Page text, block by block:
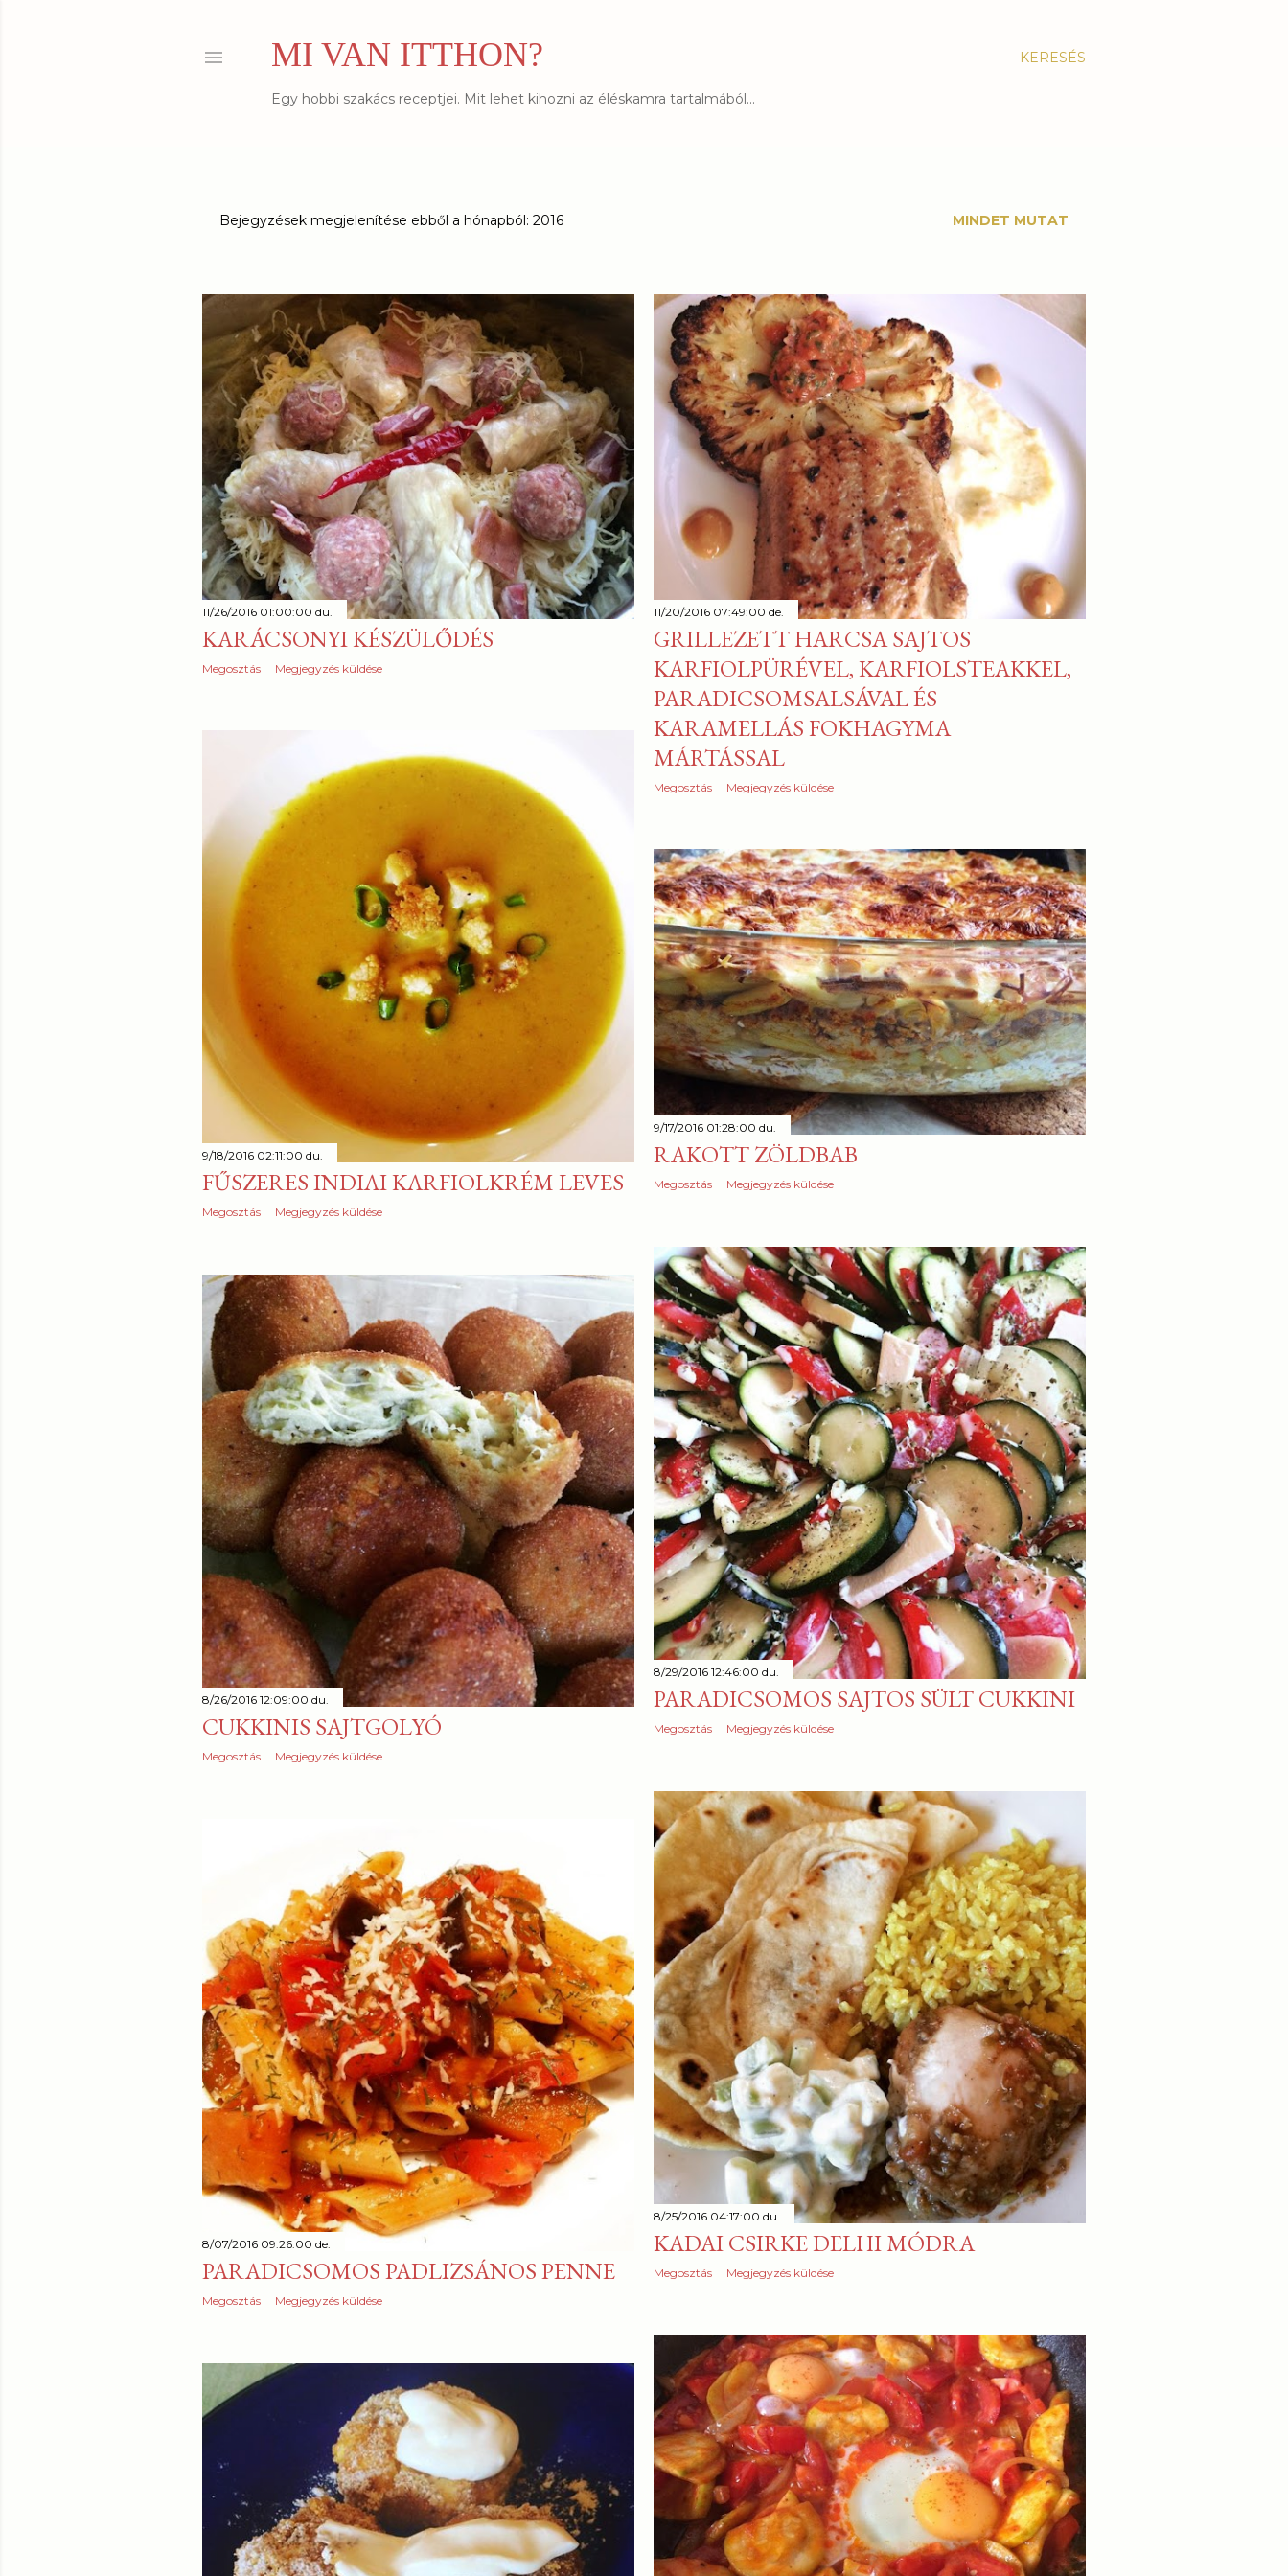
KERESÉS
MI VAN ITTHON?
Egy hobbi szakács receptjei. Mit lehet kihozni az éléskamra tartalmából...
B
j
g
y
z
é
s
e
k
Bejegyzések megjelenítése ebből a hónapból: 2016 MINDET MUTAT
11/26/2016 01:00:00 du.
KARÁCSONYI KÉSZÜLŐDÉS
Megosztás Megjegyzés küldése
11/20/2016 07:49:00 de.
GRILLEZETT HARCSA SAJTOS
KARFIOLPÜRÉVEL, KARFIOLSTEAKKEL,
PARADICSOMSALSÁVAL ÉS
KARAMELLÁS FOKHAGYMA
MÁRTÁSSAL
Megosztás Megjegyzés küldése
9/18/2016 02:11:00 du.
FŰSZERES INDIAI KARFIOLKRÉM LEVES
Megosztás Megjegyzés küldése
9/17/2016 01:28:00 du.
RAKOTT ZÖLDBAB
Megosztás Megjegyzés küldése
8/29/2016 12:46:00 du.
PARADICSOMOS SAJTOS SÜLT CUKKINI
Megosztás Megjegyzés küldése
8/26/2016 12:09:00 du.
CUKKINIS SAJTGOLYÓ
Megosztás Megjegyzés küldése
8/25/2016 04:17:00 du.
KADAI CSIRKE DELHI MÓDRA
Megosztás Megjegyzés küldése
8/07/2016 09:26:00 de.
PARADICSOMOS PADLIZSÁNOS PENNE
Megosztás Megjegyzés küldése